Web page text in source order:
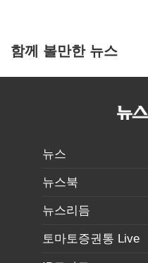
함께 볼만한 뉴스
뉴스
뉴스북
뉴스리듬
토마토증권통 Live